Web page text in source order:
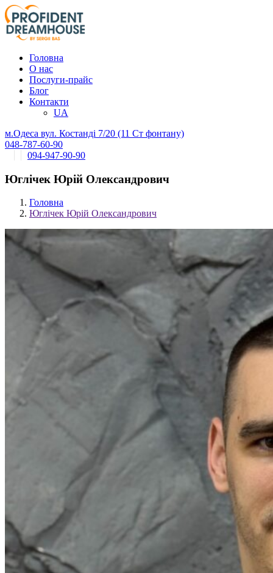
Головна
О нас
Послуги-прайс
Блог
Контакти
UA
м.Одеса вул. Костанді 7/20 (11 Ст фонтану)
048-787-60-90
094-947-90-90
Юглічек Юрій Олександрович
Головна
Юглічек Юрій Олександрович